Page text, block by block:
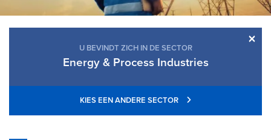
×
U BEVINDT ZICH IN DE SECTOR
Energy & Process Industries
KIES EEN ANDERE SECTOR